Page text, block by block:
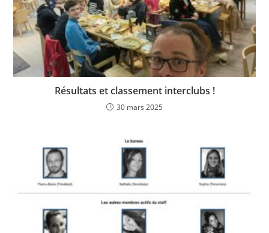
Résultats et classement interclubs !
30 mars 2025